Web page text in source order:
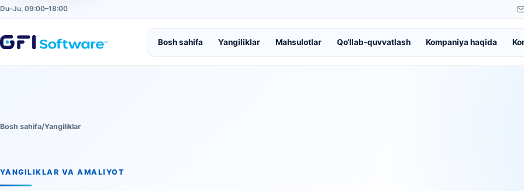
Du–Ju, 09:00–18:00
Bosh sahifa Yangiliklar Mahsulotlar Qo‘llab-quvvatlash Kompaniya haqida
Bosh sahifa/Yangiliklar
YANGILIKLAR VA AMALIYOT